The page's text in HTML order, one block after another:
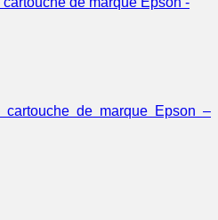
de marque Epson –